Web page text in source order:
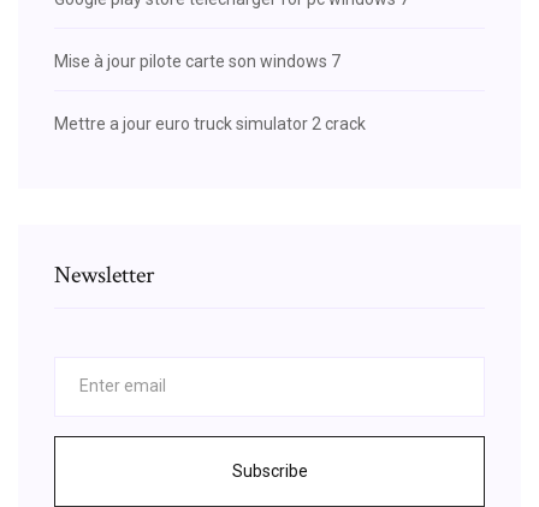
Mise à jour pilote carte son windows 7
Mettre a jour euro truck simulator 2 crack
Newsletter
Subscribe